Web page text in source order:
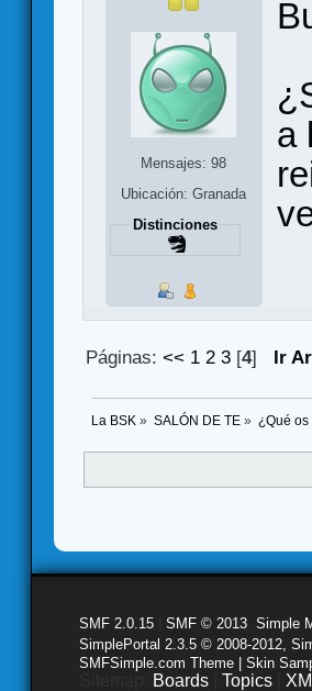
Mensajes: 98
Ubicación: Granada
Distinciones
a
Páginas:<< 1 2 3 [4] Ir
La BSK » SALÓN DE TE» ¿Qué os
SMF 2.0.15 SMF © 2013 Simple
SimplePortal 2.3.5 © 2008-2012,
SMFSimple.com Theme | Skin
Boards Topics